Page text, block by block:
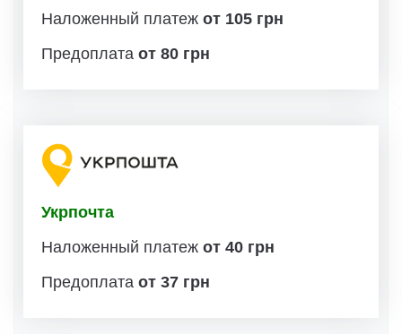
Наложенный платеж от 105 грн
Предоплата от 80 грн
Укрпочта
Наложенный платеж от 40 грн
Предоплата от 37 грн